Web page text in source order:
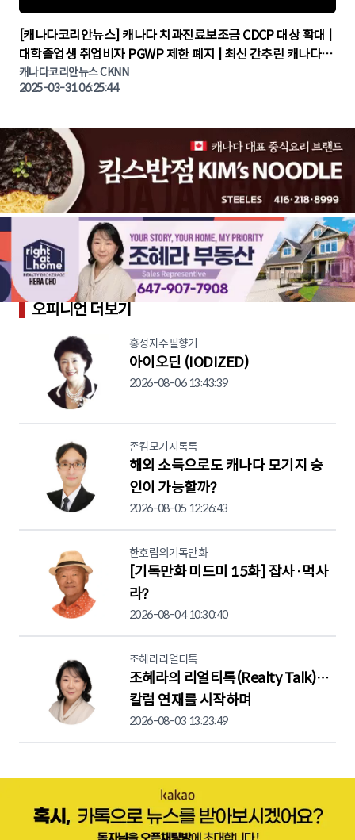
▶
[캐나다코리안뉴스] 캐나다 치과진료보조금 CDCP 대상 확대 |
대학졸업생 취업비자 PGWP 제한 폐지 | 최신 간추린 캐나다뉴
스 | CKNNEWS | 캐나다뉴스 | 토론토뉴스
캐나다코리안뉴스 CKNN
2025-03-31 06:25:44
오피니언 더보기
홍성자수필향기
아이오딘 (IODIZED)
2026-08-06 13:43:39
존킴모기지톡톡
해외 소득으로도 캐나다 모기지 승
인이 가능할까?
2026-08-05 12:26:43
한호림의기독만화
[기독만화 미드미 15화] 잡사·먹사
라?
2026-08-04 10:30:40
조혜라리얼티톡
조혜라의 리얼티톡(Realty Talk)…
칼럼 연재를 시작하며
2026-08-03 13:23:49